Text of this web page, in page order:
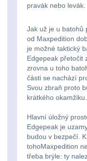
2000
Nad
2000
Svítilny
pro
AA/AAA/14500
Ledvinky
Duffle
bagy
Univerzalní
tašky
Přepravne
tašky
Multi-
range
Krátka
střední
vzdálenost
Monokuláry
Príslušenstvo
Chrániče
sluchu
Nášivky
Ostatní
Svítilny pro 26650
Svítilny pro
nebo Li-ion 16340
baterie5
Čelové svetlá -
Taktické svietidlá
Lucerny a
lampy1
pravák nebo levák.
Jak už je u batohů
od Maxpedition
je možné taktický
Edgepeak přetočit
zrovna u toho
části se nachází
Svou zbraň proto
krátkého okamžiku.
Hlavní úložný
Edgepeak je
budou v bezpečí.
tohoMaxpedition
třeba brýle: ty